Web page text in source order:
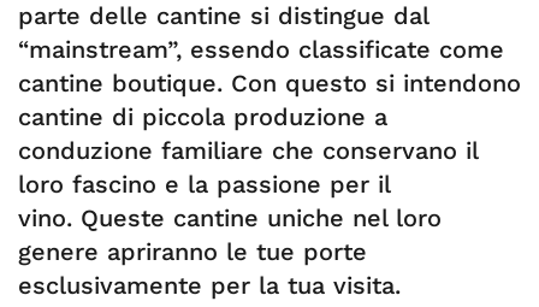
parte delle cantine si distingue dal
“mainstream”, essendo classificate come
cantine boutique. Con questo si intendono
cantine di piccola produzione a
conduzione familiare che conservano il
loro fascino e la passione per il
vino. Queste cantine uniche nel loro
genere apriranno le tue porte
esclusivamente per la tua visita.